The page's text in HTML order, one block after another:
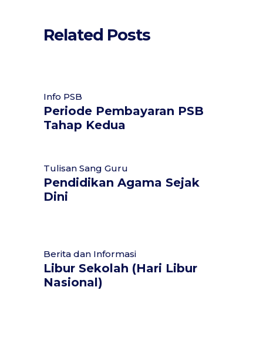
Related Posts
Info PSB
Periode Pembayaran PSB
Tahap Kedua
Tulisan Sang Guru
Pendidikan Agama Sejak
Dini
Berita dan Informasi
Libur Sekolah (Hari Libur
Nasional)